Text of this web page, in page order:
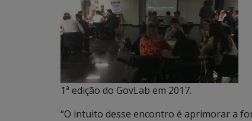
1ª edição do GovLab em 2017.
“O intuito desse encontro é aprimorar a